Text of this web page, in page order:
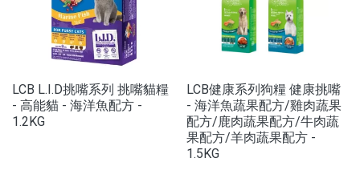
LCB L.I.D挑嘴系列 挑嘴貓糧
- 高能貓 - 海洋魚配方 -
1.2KG
LCB健康系列狗糧 健康挑嘴
- 海洋魚蔬果配方/雞肉蔬果
配方/鹿肉蔬果配方/牛肉蔬
果配方/羊肉蔬果配方 -
1.5KG